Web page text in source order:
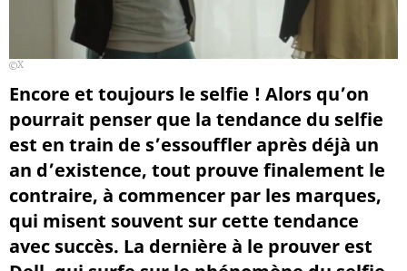
X
Encore et toujours le selfie ! Alors qu’on
pourrait penser que la tendance du selfie
est en train de s’essouffler après déjà un
an d’existence, tout prouve finalement le
contraire, à commencer par les marques,
qui misent souvent sur cette tendance
avec succès. La dernière à le prouver est